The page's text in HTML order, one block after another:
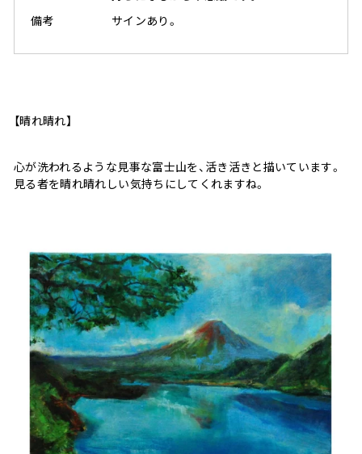
備考
サインあり。
【晴れ晴れ】
心が洗われるような見事な富士山を、活き活きと描いています。
見る者を晴れ晴れしい気持ちにしてくれますね。